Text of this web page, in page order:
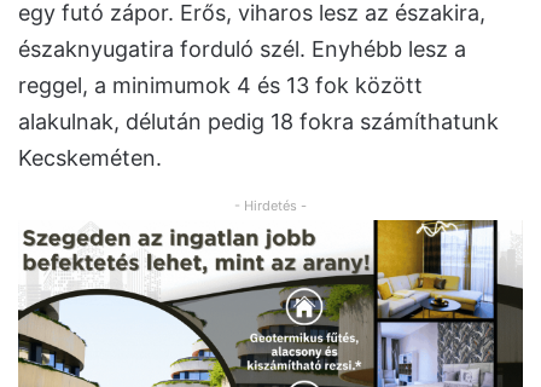
egy futó zápor. Erős, viharos lesz az északira,
északnyugatira forduló szél. Enyhébb lesz a
reggel, a minimumok 4 és 13 fok között
alakulnak, délután pedig 18 fokra számíthatunk
Kecskeméten.
- Hirdetés -